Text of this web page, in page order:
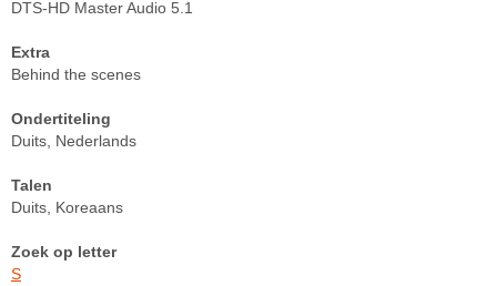
DTS-HD Master Audio 5.1
Extra
Behind the scenes
Ondertiteling
Duits, Nederlands
Talen
Duits, Koreaans
Zoek op letter
S